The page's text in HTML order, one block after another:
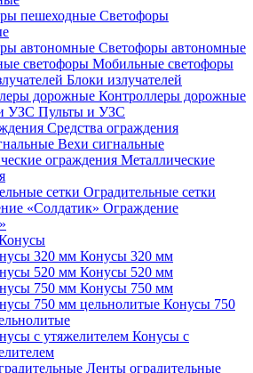
Светофоры
Светофоры автономные
Мобильные светофоры
Блоки излучателей
Контроллеры дорожные
Пульты и УЗС
Средства ограждения
Вехи сигнальные
Металлические
Оградительные сетки
Ограждение
Конусы 320 мм
Конусы 520 мм
Конусы 750 мм
Конусы 750
Конусы с
Ленты оградительные